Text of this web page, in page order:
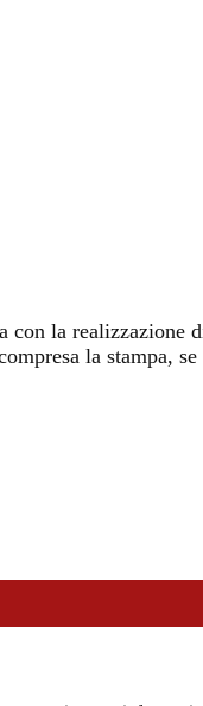
con la realizzazione
la stampa, se